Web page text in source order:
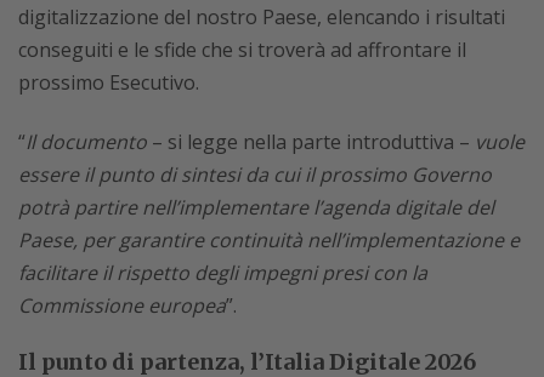
digitalizzazione del nostro Paese, elencando i risultati
conseguiti e le sfide che si troverà ad affrontare il
prossimo Esecutivo.
“Il documento – si legge nella parte introduttiva – vuole
essere il punto di sintesi da cui il prossimo Governo
potrà partire nell’implementare l’agenda digitale del
Paese, per garantire continuità nell’implementazione e
facilitare il rispetto degli impegni presi con la
Commissione europea”.
Il punto di partenza, l’Italia Digitale 2026